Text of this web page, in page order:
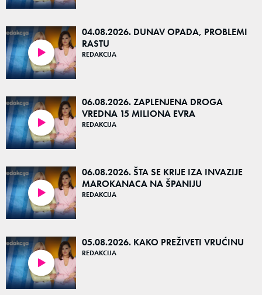
04.08.2026. DUNAV OPADA, PROBLEMI
RASTU
REDAKCIJA
06.08.2026. ZAPLENJENA DROGA
VREDNA 15 MILIONA EVRA
REDAKCIJA
06.08.2026. ŠTA SE KRIJE IZA INVAZIJE
MAROKANACA NA ŠPANIJU
REDAKCIJA
05.08.2026. KAKO PREŽIVETI VRUĆINU
REDAKCIJA